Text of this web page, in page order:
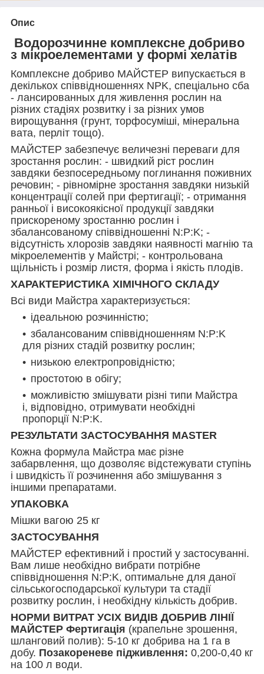
Опис
Водорозчинне комплексне добриво
з мікроелементами у формі хелатів
Комплексне добриво МАЙСТЕР випускається в
декількох співвідношеннях NPK, спеціально сба
- лансированных для живлення рослин на
різних стадіях розвитку і за різних умов
вирощування (грунт, торфосуміші, мінеральна
вата, перліт тощо).
МАЙСТЕР забезпечує величезні переваги для
зростання рослин: - швидкий ріст рослин
завдяки безпосередньому поглинання поживних
речовин; - рівномірне зростання завдяки низькій
концентрації солей при фертигації; - отримання
ранньої і високоякісної продукції завдяки
прискореному зростанню рослин і
збалансованому співвідношенні N:P:K; -
відсутність хлорозів завдяки наявності магнію та
мікроелементів у Майстрі; - контрольована
щільність і розмір листя, форма і якість плодів.
ХАРАКТЕРИСТИКА ХІМІЧНОГО СКЛАДУ
Всі види Майстра характеризується:
ідеальною розчинністю;
збалансованим співвідношенням N:P:K
для різних стадій розвитку рослин;
низькою електропровідністю;
простотою в обігу;
можливістю змішувати різні типи Майстра
і, відповідно, отримувати необхідні
пропорції N:P:K.
РЕЗУЛЬТАТИ ЗАСТОСУВАННЯ MASTER
Кожна формула Майстра має різне
забарвлення, що дозволяє відстежувати ступінь
і швидкість її розчинення або змішування з
іншими препаратами.
УПАКОВКА
Мішки вагою 25 кг
ЗАСТОСУВАННЯ
МАЙСТЕР ефективний і простий у застосуванні.
Вам лише необхідно вибрати потрібне
співвідношення N:P:K, оптимальне для даної
сільськогосподарської культури та стадії
розвитку рослин, і необхідну кількість добрив.
НОРМИ ВИТРАТ УСІХ ВИДІВ ДОБРИВ ЛІНІЇ
МАЙСТЕР Фертигація (крапельне зрошення,
шланговий полив): 5-10 кг добрива на 1 га в
добу. Позакореневе підживлення: 0,200-0,40 кг
на 100 л води.